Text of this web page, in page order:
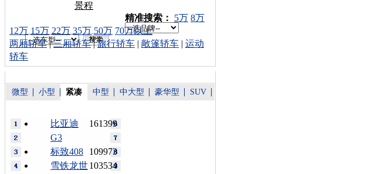
景程
车型搜索：
精准搜索： 5万 8万
12万 15万 22万 35万 50万 70万以上
两厢轿车|三厢轿车|旅行轿车 | 敞篷轿车 | 运动
轿车
微型 小型 紧凑 中型 中大型 豪华型 SUV
161399
比亚迪
G3
109973
标致408
103534
雪铁龙世